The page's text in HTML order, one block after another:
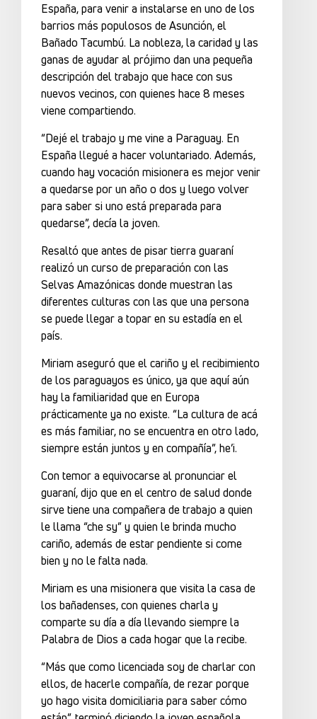
España, para venir a instalarse en uno de los
barrios más populosos de Asunción, el
Bañado Tacumbú. La nobleza, la caridad y las
ganas de ayudar al prójimo dan una pequeña
descripción del trabajo que hace con sus
nuevos vecinos, con quienes hace 8 meses
viene compartiendo.
“Dejé el trabajo y me vine a Paraguay. En
España llegué a hacer voluntariado. Además,
cuando hay vocación misionera es mejor venir
a quedarse por un año o dos y luego volver
para saber si uno está preparada para
quedarse”, decía la joven.
Resaltó que antes de pisar tierra guaraní
realizó un curso de preparación con las
Selvas Amazónicas donde muestran las
diferentes culturas con las que una persona
se puede llegar a topar en su estadía en el
país.
Miriam aseguró que el cariño y el recibimiento
de los paraguayos es único, ya que aquí aún
hay la familiaridad que en Europa
prácticamente ya no existe. “La cultura de acá
es más familiar, no se encuentra en otro lado,
siempre están juntos y en compañía”, he’i.
Con temor a equivocarse al pronunciar el
guaraní, dijo que en el centro de salud donde
sirve tiene una compañera de trabajo a quien
le llama “che sy” y quien le brinda mucho
cariño, además de estar pendiente si come
bien y no le falta nada.
Miriam es una misionera que visita la casa de
los bañadenses, con quienes charla y
comparte su día a día llevando siempre la
Palabra de Dios a cada hogar que la recibe.
“Más que como licenciada soy de charlar con
ellos, de hacerle compañía, de rezar porque
yo hago visita domiciliaria para saber cómo